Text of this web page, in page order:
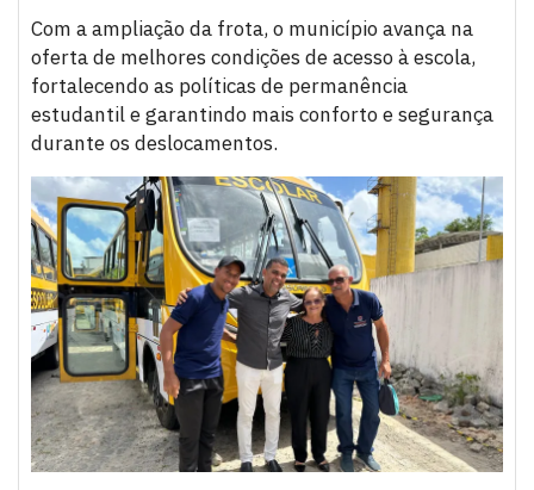
Com a ampliação da frota, o município avança na
oferta de melhores condições de acesso à escola,
fortalecendo as políticas de permanência
estudantil e garantindo mais conforto e segurança
durante os deslocamentos.